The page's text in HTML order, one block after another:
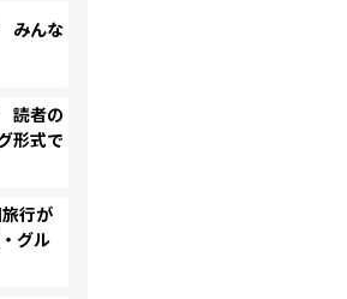
みんな
読者の
形式で
行が
グル